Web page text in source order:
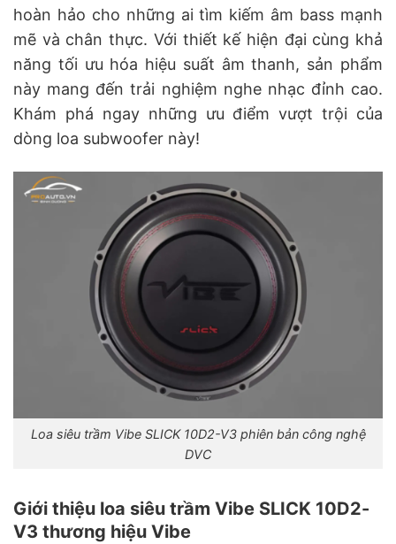
hoàn hảo cho những ai tìm kiếm âm bass mạnh
mẽ và chân thực. Với thiết kế hiện đại cùng khả
năng tối ưu hóa hiệu suất âm thanh, sản phẩm
này mang đến trải nghiệm nghe nhạc đỉnh cao.
Khám phá ngay những ưu điểm vượt trội của
dòng loa subwoofer này!
Loa siêu trầm Vibe SLICK 10D2-V3 phiên bản công nghệ
DVC
Giới thiệu loa siêu trầm Vibe SLICK 10D2-
V3 thương hiệu Vibe